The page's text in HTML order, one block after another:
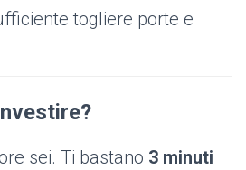
togliere porte e
sei. Ti bastano 3 minuti